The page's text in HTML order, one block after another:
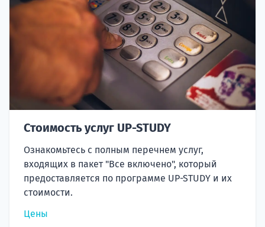
Стоимость услуг UP-STUDY
Ознакомьтесь с полным перечнем услуг,
входящих в пакет "Все включено", который
предоставляется по программе UP-STUDY и их
стоимости.
Цены